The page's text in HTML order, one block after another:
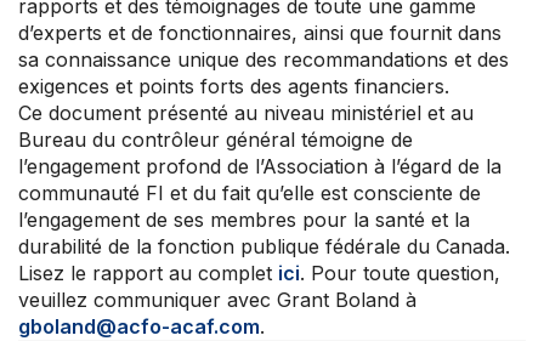
rapports et des témoignages de toute une gamme
d’experts et de fonctionnaires, ainsi que fournit dans
sa connaissance unique des recommandations et des
exigences et points forts des agents financiers.
Ce document présenté au niveau ministériel et au
Bureau du contrôleur général témoigne de
l’engagement profond de l’Association à l’égard de la
communauté FI et du fait qu’elle est consciente de
l’engagement de ses membres pour la santé et la
durabilité de la fonction publique fédérale du Canada.
Lisez le rapport au complet ici. Pour toute question,
veuillez communiquer avec Grant Boland à
gboland@acfo-acaf.com.